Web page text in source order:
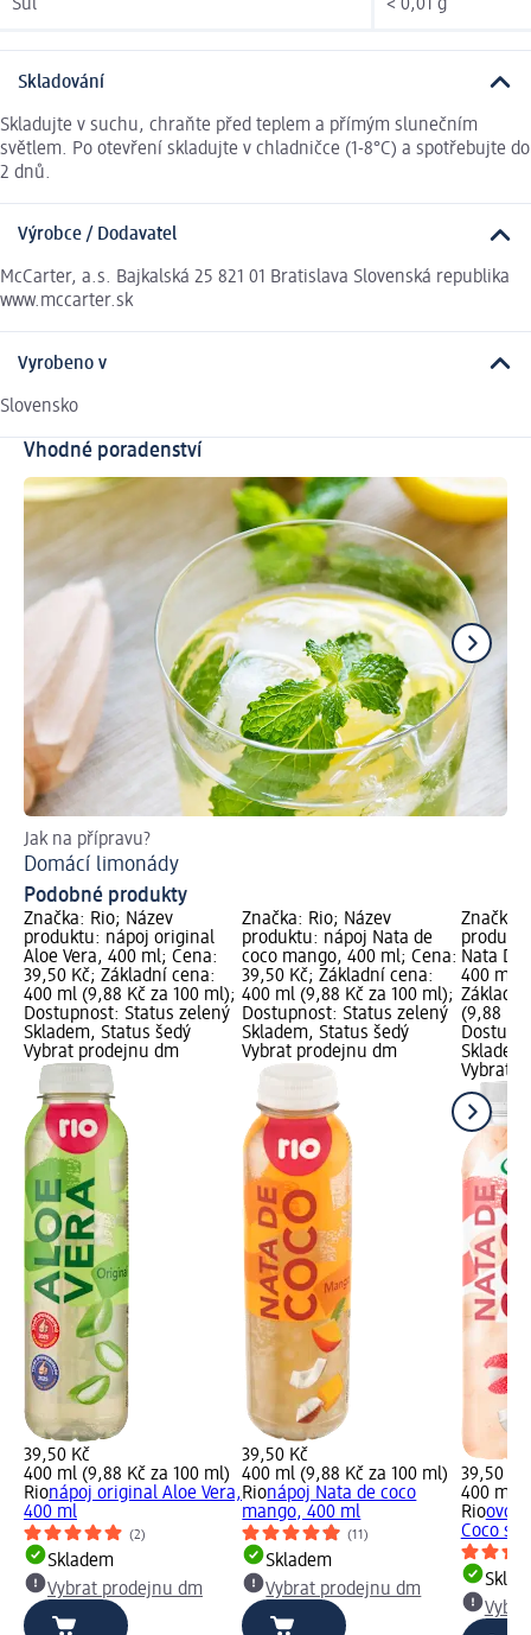
Sůl < 0,01 g
Skladování
Skladujte v suchu, chraňte před teplem a přímým slunečním
světlem. Po otevření skladujte v chladničce (1-8°C) a spotřebujte do
2 dnů.
Výrobce / Dodavatel
McCarter, a.s. Bajkalská 25 821 01 Bratislava Slovenská republika
www.mccarter.sk
Vyrobeno v
Slovensko
Vhodné poradenství
Jak na přípravu?
Domácí limonády
Podobné produkty
Značka: Rio; Název
produktu: nápoj original
Aloe Vera, 400 ml; Cena:
39,50 Kč; Základní cena:
400 ml (9,88 Kč za 100 ml);
Dostupnost: Status zelený
Skladem, Status šedý
Vybrat prodejnu dm
39,50 Kč
400 ml (9,88 Kč za 100 ml)
Rionápoj original Aloe Vera,
400 ml
(2)
Skladem
Vybrat prodejnu dm
Značka: Rio; Název
produktu: nápoj Nata de
coco mango, 400 ml; Cena:
39,50 Kč; Základní cena:
400 ml (9,88 Kč za 100 ml);
Dostupnost: Status zelený
Skladem, Status šedý
Vybrat prodejnu dm
39,50 Kč
400 ml (9,88 Kč za 100 ml)
Rionápoj Nata de coco
mango, 400 ml
(11)
Skladem
Vybrat prodejnu dm
Značka:
Nata
400 ml;
(9,88 Kč
Vybrat
39,50 Kč
400 ml
Rio
Coco s